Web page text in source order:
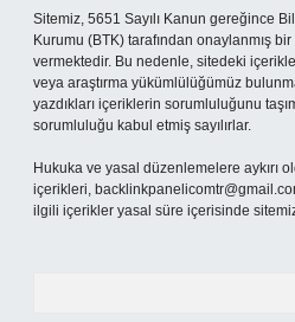
Sitemiz, 5651 Sayılı Kanun gereğince
Kurumu (BTK) tarafından onaylanmış
vermektedir. Bu nedenle, sitedeki
veya araştırma yükümlülüğümüz
yazdıkları içeriklerin sorumluluğunu
sorumluluğu kabul etmiş sayılırlar.
Hukuka ve yasal düzenlemelere aykırı
içerikleri,
ilgili içerikler yasal süre içerisinde